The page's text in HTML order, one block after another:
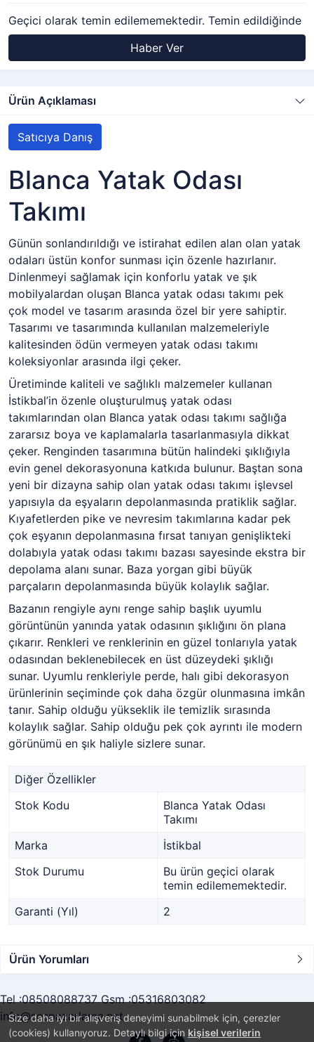
Size daha iyi bir alışveriş deneyimi sunabilmek için, çerezler
(cookies) kullanıyoruz. Detaylı bilgi için kişisel verilerin
Geçici olarak temin edilememektedir. Temin edildiğinde
Haber Ver
Ürün Açıklaması
Satıcıya Danış
Blanca Yatak Odası
Takımı
Günün sonlandırıldığı ve istirahat edilen alan olan yatak
odaları üstün konfor sunması için özenle hazırlanır.
Dinlenmeyi sağlamak için konforlu yatak ve şık
mobilyalardan oluşan Blanca yatak odası takımı pek
çok model ve tasarım arasında özel bir yere sahiptir.
Tasarımı ve tasarımında kullanılan malzemeleriyle
kalitesinden ödün vermeyen yatak odası takımı
koleksiyonlar arasında ilgi çeker.
Üretiminde kaliteli ve sağlıklı malzemeler kullanan
İstikbal’in özenle oluşturulmuş yatak odası
takımlarından olan Blanca yatak odası takımı sağlığa
zararsız boya ve kaplamalarla tasarlanmasıyla dikkat
çeker. Renginden tasarımına bütün halindeki şıklığıyla
evin genel dekorasyonuna katkıda bulunur. Baştan sona
yeni bir dizayna sahip olan yatak odası takımı işlevsel
yapısıyla da eşyaların depolanmasında pratiklik sağlar.
Kıyafetlerden pike ve nevresim takımlarına kadar pek
çok eşyanın depolanmasına fırsat tanıyan genişlikteki
dolabıyla yatak odası takımı bazası sayesinde ekstra bir
depolama alanı sunar. Baza yorgan gibi büyük
parçaların depolanmasında büyük kolaylık sağlar.
Bazanın rengiyle aynı renge sahip başlık uyumlu
görüntünün yanında yatak odasının şıklığını ön plana
çıkarır. Renkleri ve renklerinin en güzel tonlarıyla yatak
odasından beklenebilecek en üst düzeydeki şıklığı
sunar. Uyumlu renkleriyle perde, halı gibi dekorasyon
ürünlerinin seçiminde çok daha özgür olunmasına imkân
tanır. Sahip olduğu yükseklik ile temizlik sırasında
kolaylık sağlar. Sahip olduğu pek çok ayrıntı ile modern
görünümü en şık haliyle sizlere sunar.
Diğer Özellikler
Stok Kodu
Blanca Yatak Odası
Takımı
Marka
İstikbal
Stok Durumu
Bu ürün geçici olarak
temin edilememektedir.
Garanti (Yıl)
2
Ürün Yorumları
Tel :08508088737 Gsm :05316803082
info@sespazarlama.net